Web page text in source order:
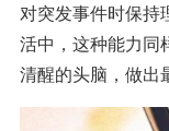
对突发事件时保持
活中，这种能力同
清醒的头脑，做出